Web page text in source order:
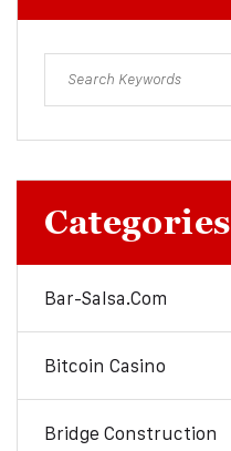
Categories
Bar-Salsa.com
Bitcoin Casino
Bridge Construction